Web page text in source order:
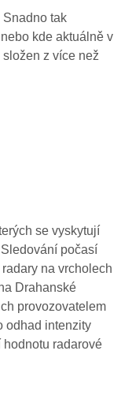
Snadno tak
kde aktuálně v
z více než
se vyskytují
počasí
na vrcholech
Drahanské
provozovatelem
odhad intenzity
radarové